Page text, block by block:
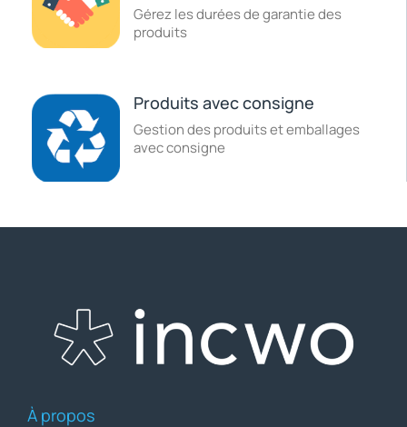
Gérez les durées de garantie des
produits
Produits avec consigne
Gestion des produits et emballages
avec consigne
À propos